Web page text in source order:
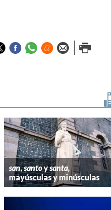
Facebook
Whatsapp
Menéame
Enviar porImprimir
san,santoysanta,
mayúsculas y minúsculas